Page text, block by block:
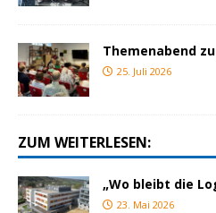
Themenabend zu
25. Juli 2026
ZUM WEITERLESEN:
„Wo bleibt die
23. Mai 2026